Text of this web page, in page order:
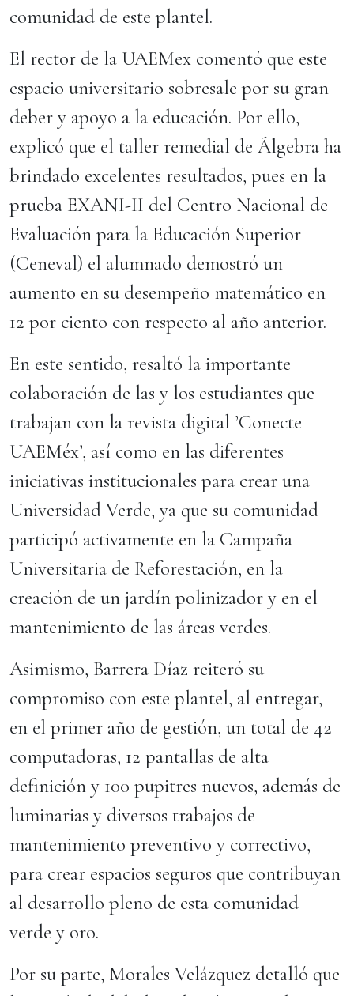
comunidad de este plantel.
El rector de la UAEMex comentó que este
espacio universitario sobresale por su gran
deber y apoyo a la educación. Por ello,
explicó que el taller remedial de Álgebra ha
brindado excelentes resultados, pues en la
prueba EXANI-II del Centro Nacional de
Evaluación para la Educación Superior
(Ceneval) el alumnado demostró un
aumento en su desempeño matemático en
12 por ciento con respecto al año anterior.
En este sentido, resaltó la importante
colaboración de las y los estudiantes que
trabajan con la revista digital ’Conecte
UAEMéx’, así como en las diferentes
iniciativas institucionales para crear una
Universidad Verde, ya que su comunidad
participó activamente en la Campaña
Universitaria de Reforestación, en la
creación de un jardín polinizador y en el
mantenimiento de las áreas verdes.
Asimismo, Barrera Díaz reiteró su
compromiso con este plantel, al entregar,
en el primer año de gestión, un total de 42
computadoras, 12 pantallas de alta
definición y 100 pupitres nuevos, además de
luminarias y diversos trabajos de
mantenimiento preventivo y correctivo,
para crear espacios seguros que contribuyan
al desarrollo pleno de esta comunidad
verde y oro.
Por su parte, Morales Velázquez detalló que